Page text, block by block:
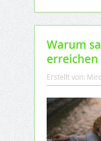
Warum
erreichen
Erstellt von: